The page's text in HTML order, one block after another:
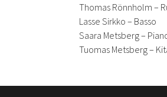
Thomas Rönnholm –
Lasse Sirkko – Basso
Saara Metsberg –
Tuomas Metsberg –